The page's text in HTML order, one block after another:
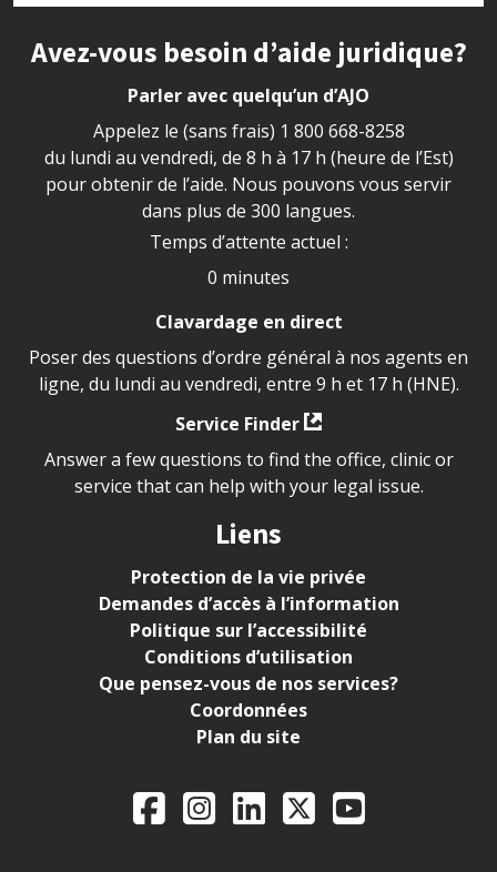
Site footer
Avez-vous besoin d’aide juridique?
Parler avec quelqu’un d’AJO
Appelez le (sans frais) 1 800 668-8258
du lundi au vendredi, de 8 h à 17 h (heure de l’Est)
pour obtenir de l’aide. Nous pouvons vous servir
dans plus de 300 langues.
Temps d’attente actuel :
0 minutes
Clavardage en direct
Poser des questions d’ordre général à nos agents en
ligne, du lundi au vendredi, entre 9 h et 17 h (HNE).
Service Finder
Answer a few questions to find the office, clinic or
service that can help with your legal issue.
Liens
Protection de la vie privée
Demandes d’accès à l’information
Politique sur l’accessibilité
Conditions d’utilisation
Que pensez-vous de nos services?
Coordonnées
Plan du site
Legal Aid Ontario
FacebookInstagram
LinkedIn
X YouTube